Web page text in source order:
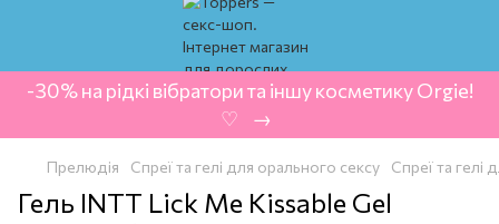
-30% на рідкі вібратори та іншу косметику Orgie!
‍ ♡ ‍ → ‍
Прелюдія Спреї та гелі для орального сексу Спреї та гелі
Гель INTT Lick Me Kissable Gel